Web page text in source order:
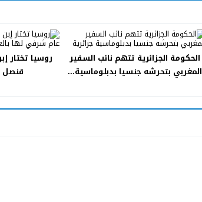
الحكومة الجزائرية تتهم نائب السفير
المغربي بتحرشه جنسيا بدبلوماسية...
روسيا تختار